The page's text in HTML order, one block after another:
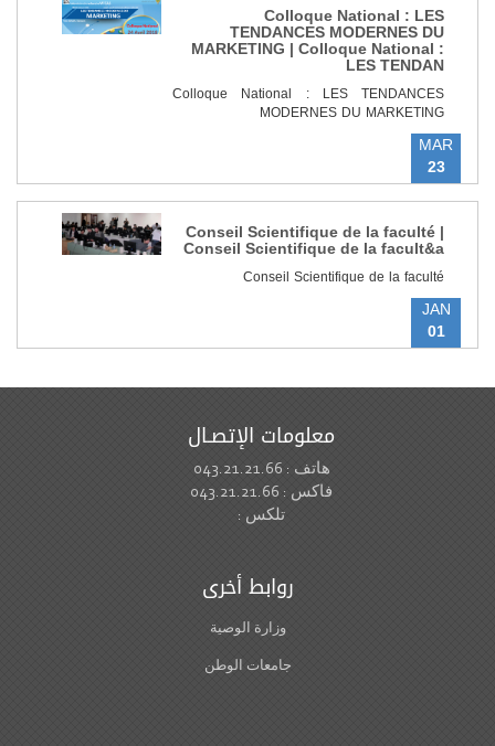
Colloque National : LES
TENDANCES MODERNES DU
MARKETING | Colloque National :
LES TENDAN
Colloque National : LES TENDANCES
MODERNES DU MARKETING
MAR
23
Conseil Scientifique de la faculté |
Conseil Scientifique de la facult&a
Conseil Scientifique de la faculté
JAN
01
معلومات الإتصـال
هاتف : 043.21.21.66
فاكس : 043.21.21.66
تلكس :
روابط أخرى
وزارة الوصية
جامعات الوطن